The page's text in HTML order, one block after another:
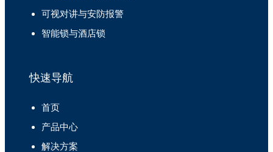
可视对讲与安防报警
智能锁与酒店锁
快速导航
首页
产品中心
解决方案